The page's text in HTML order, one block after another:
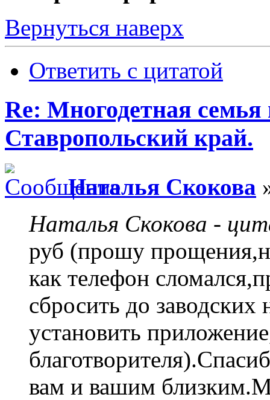
Вернуться наверх
Ответить с цитатой
Re: Многодетная
Ставропольский край.
Наталья Скокова
Наталья Скокова -
руб (прошу
как телефон
сбросить до заводских
установить
вам и вашим